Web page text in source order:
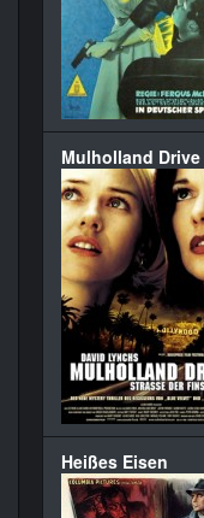
Mulholland
Heißes Eisen